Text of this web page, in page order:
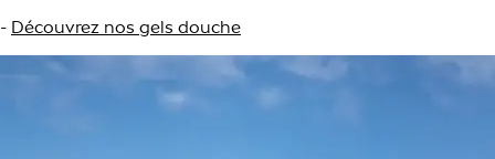
- Découvrez nos gels douche